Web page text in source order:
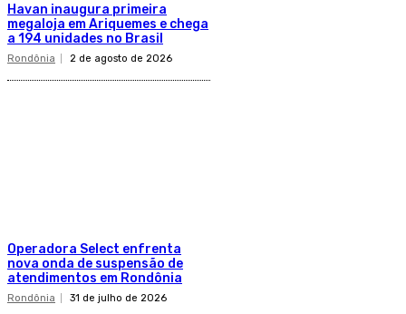
Havan inaugura primeira
megaloja em Ariquemes e chega
a 194 unidades no Brasil
Rondônia 2 de agosto de 2026
Operadora Select enfrenta
nova onda de suspensão de
atendimentos em Rondônia
Rondônia 31 de julho de 2026